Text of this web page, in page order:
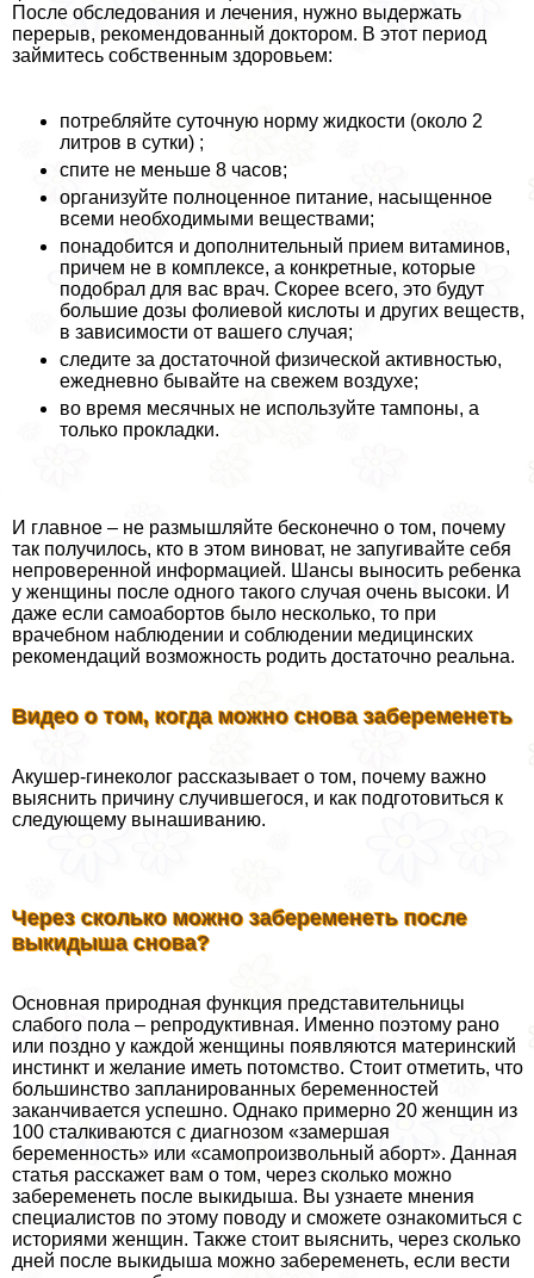
После обследования и лечения, нужно выдержать
перерыв, рекомендованный доктором. В этот период
займитесь собственным здоровьем:
потрeбляйте суточную норму жидкости (около 2
литров в сутки) ;
спите не меньше 8 часов;
организуйте полноценное питание, насыщенное
всеми необходимыми веществами;
понадобится и дополнительный прием витаминов,
причем не в комплексе, а конкретные, которые
подобрал для вас врач. Скорее всего, это будут
большие дозы фолиевой кислоты и других веществ,
в зависимости от вашего случая;
следите за достаточной физической активностью,
ежедневно бывайте на свежем воздухе;
во время мecячных не используйте тампоны, а
только прокладки.
И главное – не размышляйте бесконечно о том, почему
так получилось, кто в этом виноват, не запугивайте себя
непроверенной информацией. Шансы выносить ребенка
у женщины после одного такого случая очень высоки. И
даже если самоaбopтов было несколько, то при
врачебном наблюдении и соблюдении медицинских
рекомендаций возможность родить достаточно реальна.
Видео о том, когда можно снова забеременеть
Акушер-гинеколог рассказывает о том, почему важно
выяснить причину случившегося, и как подготовиться к
следующему вынашиванию.
Через сколько можно забеременеть после
выкидыша снова?
Основная природная функция представительницы
слабого пола – репродуктивная. Именно поэтому рано
или поздно у каждой женщины появляются материнский
инстинкт и желание иметь потомство. Стоит отметить, что
большинство запланированных беременностей
заканчивается успешно. Однако примерно 20 женщин из
100 сталкиваются с диагнозом «замершая
беременность» или «самопроизвольный aбopт». Данная
статья расскажет вам о том, через сколько можно
забеременеть после выкидыша. Вы узнаете мнения
специалистов по этому поводу и сможете ознакомиться с
историями женщин. Также стоит выяснить, через сколько
дней после выкидыша можно забеременеть, если вести